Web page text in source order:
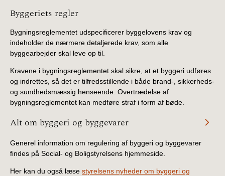
Information
Byggeriets regler
Bygningsreglementet udspecificerer byggelovens krav og
indeholder de nærmere detaljerede krav, som alle
byggearbejder skal leve op til.
Kravene i bygningsreglementet skal sikre, at et byggeri udføres
og indrettes, så det er tilfredsstillende i både brand-, sikkerheds-
og sundhedsmæssig henseende. Overtrædelse af
bygningsreglementet kan medføre straf i form af bøde.
Alt om byggeri og byggevarer
Generel information om regulering af byggeri og byggevarer
findes på Social- og Boligstyrelsens hjemmeside.
Her kan du også læse styrelsens nyheder om byggeri og